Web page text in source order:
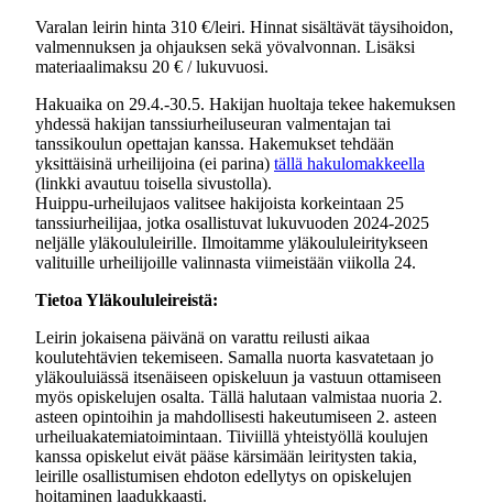
Varalan leirin hinta 310 €/leiri. Hinnat sisältävät täysihoidon,
valmennuksen ja ohjauksen sekä yövalvonnan. Lisäksi
materiaalimaksu 20 € / lukuvuosi.
Hakuaika on 29.4.-30.5. Hakijan huoltaja tekee hakemuksen
yhdessä hakijan tanssiurheiluseuran valmentajan tai
tanssikoulun opettajan kanssa. Hakemukset tehdään
yksittäisinä urheilijoina (ei parina) tällä hakulomakkeella
(linkki avautuu toisella sivustolla).
Huippu-urheilujaos valitsee hakijoista korkeintaan 25
tanssiurheilijaa, jotka osallistuvat lukuvuoden 2024-2025
neljälle yläkoululeirille. Ilmoitamme yläkoululeiritykseen
valituille urheilijoille valinnasta viimeistään viikolla 24.
Tietoa Yläkoululeireistä:
Leirin jokaisena päivänä on varattu reilusti aikaa
koulutehtävien tekemiseen. Samalla nuorta kasvatetaan jo
yläkouluiässä itsenäiseen opiskeluun ja vastuun ottamiseen
myös opiskelujen osalta. Tällä halutaan valmistaa nuoria 2.
asteen opintoihin ja mahdollisesti hakeutumiseen 2. asteen
urheiluakatemiatoimintaan. Tiiviillä yhteistyöllä koulujen
kanssa opiskelut eivät pääse kärsimään leiritysten takia,
leirille osallistumisen ehdoton edellytys on opiskelujen
hoitaminen laadukkaasti.